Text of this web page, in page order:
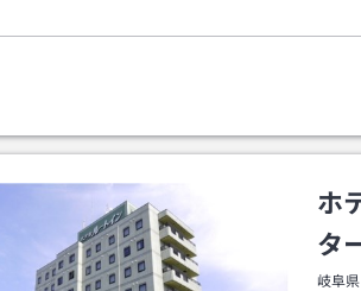
ホ
タ
岐阜県